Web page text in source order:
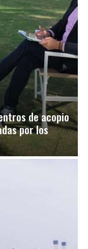
de acopio
por los